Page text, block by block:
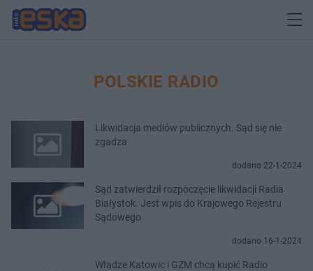
POLSKIE RADIO
Likwidacja mediów publicznych. Sąd się nie
zgadza
dodano 22-1-2024
Sąd zatwierdził rozpoczęcie likwidacji Radia
Białystok. Jest wpis do Krajowego Rejestru
Sądowego
dodano 16-1-2024
Władze Katowic i GZM chcą kupić Radio